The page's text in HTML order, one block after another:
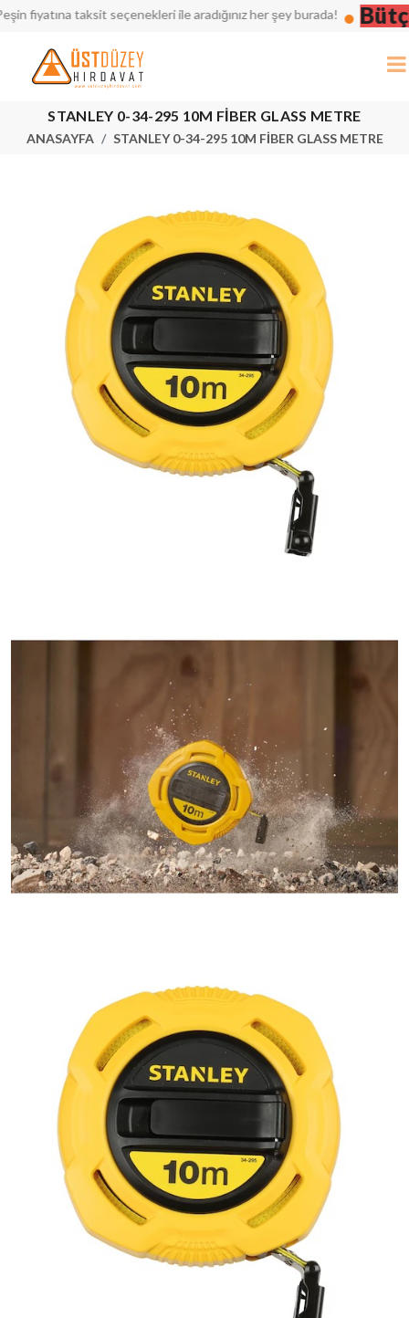
taksit seçenekleri ile aradığınız her şey burada!
STANLEY 0-34-295 10M FİBER GLASS METRE
ANASAYFA STANLEY 0-34-295 10M FİBER GLASS METRE